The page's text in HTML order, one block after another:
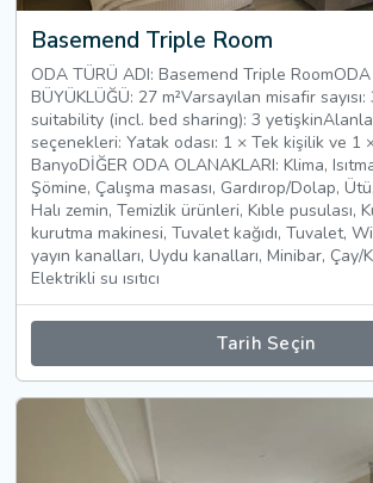
Basemend Triple Room
ODA TÜRÜ ADI: Basemend Triple
BÜYÜKLÜĞÜ: 27 m²Varsayılan misafir
suitability (incl. bed sharing): 3
seçenekleri: Yatak odası: 1 × Tek kişilik ve 1
BanyoDİĞER ODA OLANAKLARI: Klima,
Şömine, Çalışma masası, Gardırop/Dolap,
Halı zemin, Temizlik ürünleri, Kıble pusulası,
kurutma makinesi, Tuvalet kağıdı, Tuvalet,
yayın kanalları, Uydu kanalları, Minibar, Çay/
Elektrikli su ısıtıcı
Tarih Seçin